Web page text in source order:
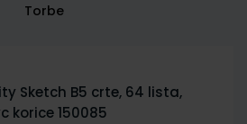
Torbe
Sketch B5 crte, 64 lista,
korice 150085